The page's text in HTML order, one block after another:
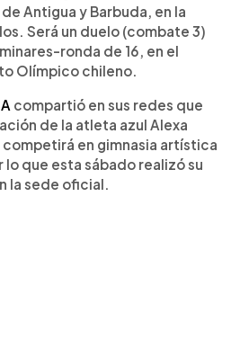
Antigua y Barbuda, en la
Será un duelo (combate 3)
ronda de 16, en el
Olímpico chileno.
compartió en sus redes que
de la atleta azul Alexa
competirá en gimnasia artística
que esta sábado realizó su
la sede oficial.